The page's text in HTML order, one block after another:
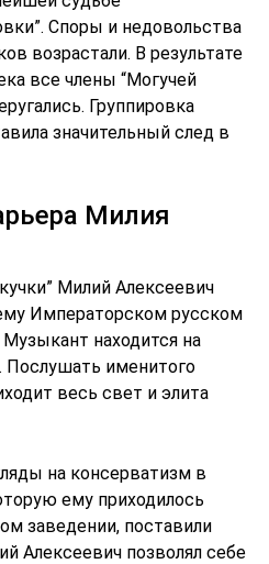
Споры и недовольства
возрастали. В результате
все члены “Могучей
Группировка
значительный след в
Милия
Милий Алексеевич
Императорском русском
находится на
именитого
весь свет и элита
на консерватизм в
ему приходилось
заведении, поставили
Алексеевич позволял себе